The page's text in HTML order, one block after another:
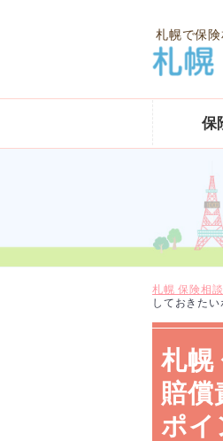
札幌で保
保
札幌 保険相
しておきたい
札幌
賠
ポイ